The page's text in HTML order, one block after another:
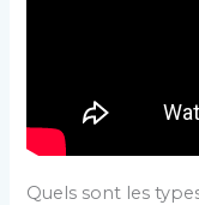
Quels sont les